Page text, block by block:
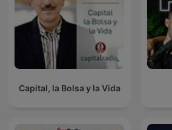
Capital, la Bolsa y la Vida